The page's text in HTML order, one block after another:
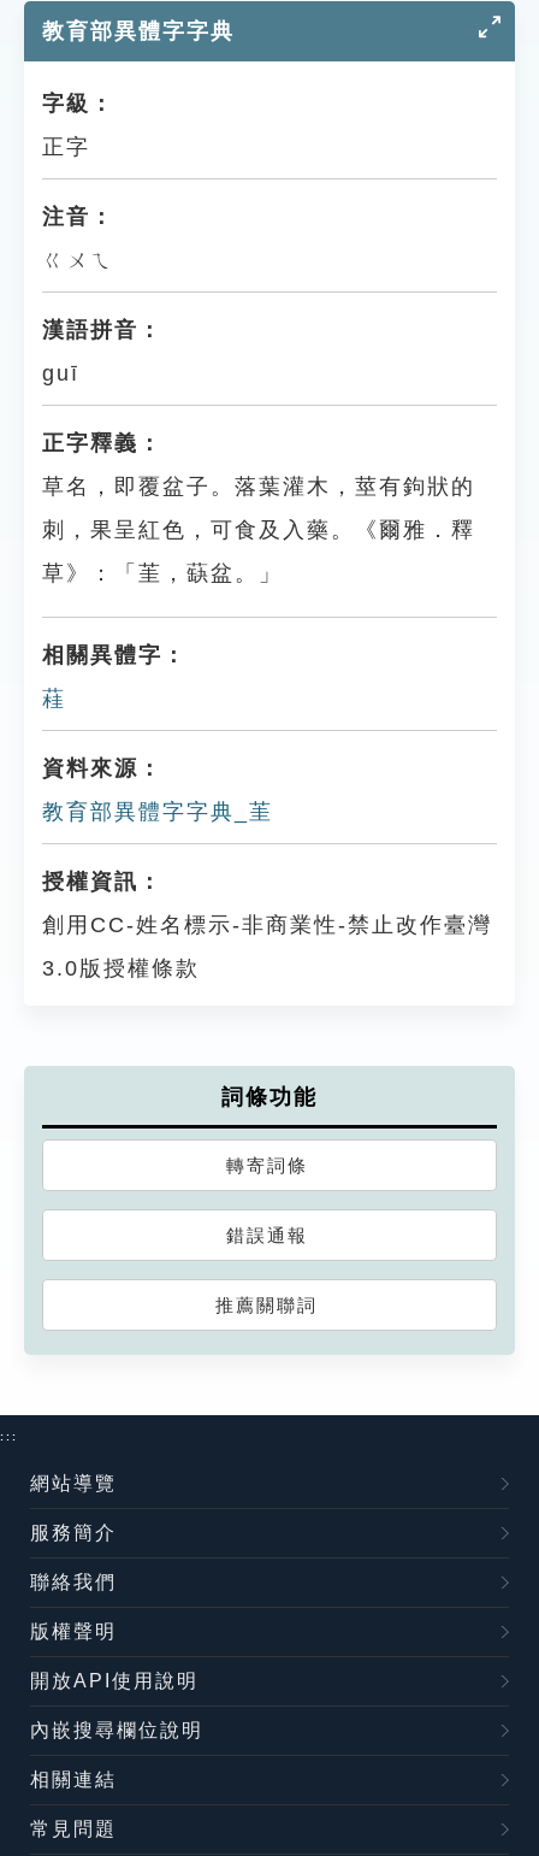
貓頭鷹博士
教育部異體字字典
字級：
正字
注音：
ㄍㄨㄟ
漢語拼音：
guī
正字釋義：
草名，即覆盆子。落葉灌木，莖有鉤狀的
刺，果呈紅色，可食及入藥。《爾雅．釋
草》：「茥，蒛盆。」
相關異體字：
蓕
資料來源：
教育部異體字字典_茥
授權資訊：
創用CC-姓名標示-非商業性-禁止改作臺灣
3.0版授權條款
詞條功能
轉寄詞條
錯誤通報
推薦關聯詞
:::
網站導覽
服務簡介
聯絡我們
版權聲明
開放API使用說明
內嵌搜尋欄位說明
相關連結
常見問題